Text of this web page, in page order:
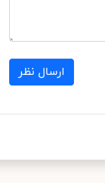
ارسال نظر